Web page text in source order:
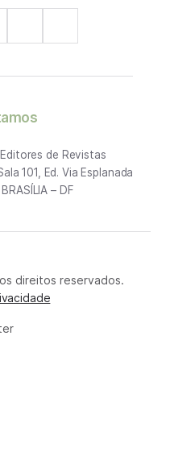
de Revistas
101, Ed. Via Esplanada
– DF
direitos reservados.